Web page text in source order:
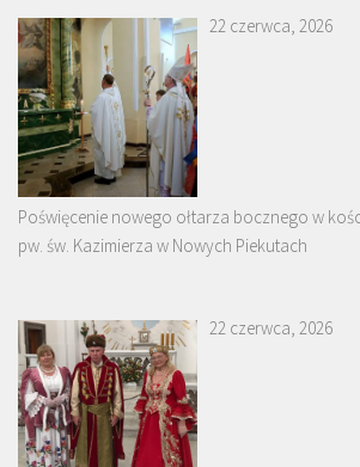
22 czerwca, 2026
Poświęcenie nowego ołtarza bocznego w
pw. św. Kazimierza w Nowych Piekutach
22 czerwca, 2026